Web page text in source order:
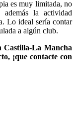
es muy limitada, no
la actividad
Lo ideal sería contar
a algún club.
Castilla-La Mancha
¡que contacte con